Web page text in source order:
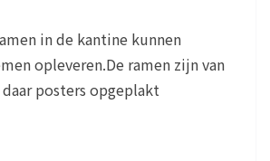
in de kantine kunnen
opleveren.De ramen zijn van
daar posters opgeplakt